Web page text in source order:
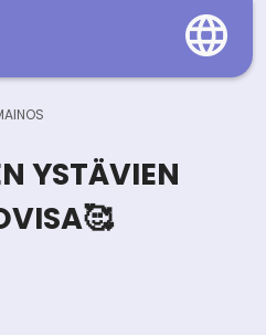
YSTÄVIEN